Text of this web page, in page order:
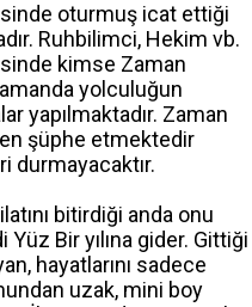
oturmuş icat ettiği
Ruhbilimci, Hekim vb.
kimse Zaman
yolculuğun
yapılmaktadır. Zaman
şüphe etmektedir
durmayacaktır.
bitirdiği anda onu
Bir yılına gider. Gittiği
hayatlarını sadece
uzak, mini boy